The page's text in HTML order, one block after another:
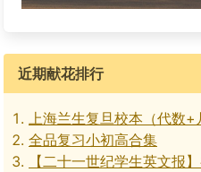
近期献花排行
上海兰生复旦校本（代数+
全品复习小初高合集
【二十一世纪学生英文报